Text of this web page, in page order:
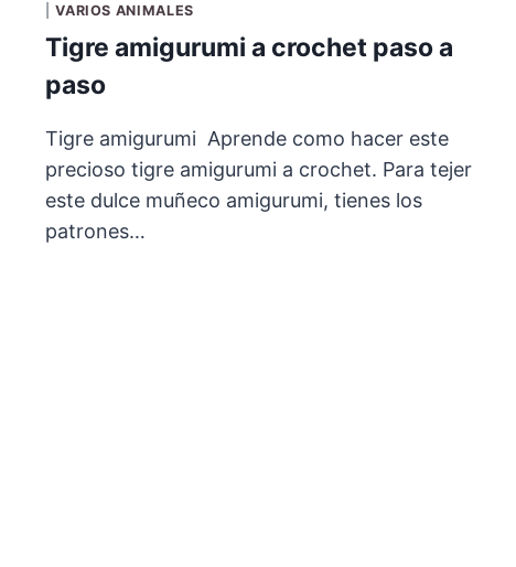
|VARIOS ANIMALES
Tigre amigurumi a crochet paso a
paso
Tigre amigurumi Aprende como hacer este
precioso tigre amigurumi a crochet. Para tejer
este dulce muñeco amigurumi, tienes los
patrones…